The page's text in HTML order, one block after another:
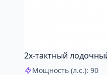
2х-тактный
Мощность (л.с.): 90